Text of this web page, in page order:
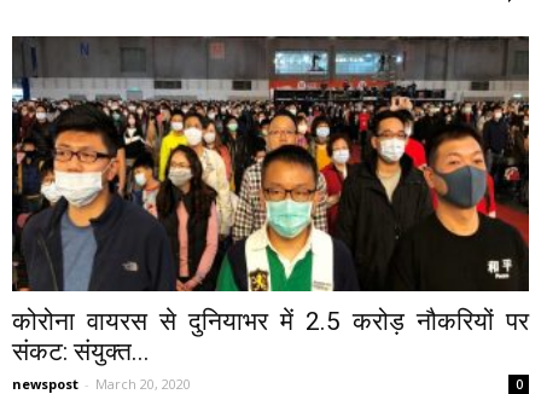
कोरोना वायरस से दुनियाभर में 2.5 करोड़ नौकरियों पर
संकट: संयुक्त...
newspost - March 20, 2020 0